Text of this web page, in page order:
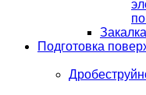
Подготовка